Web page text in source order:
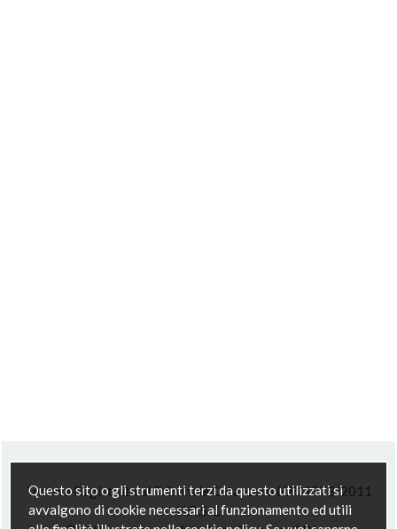
Testata Registrata al Tribunale Catanzaro N.R. 1078/2011
N.R.S. 1
Questo sito o gli strumenti terzi da questo utilizzati si
avvalgono di cookie necessari al funzionamento ed utili